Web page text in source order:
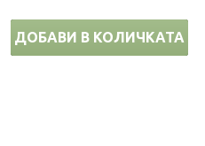
ДОБАВИ В КОЛИЧКАТА